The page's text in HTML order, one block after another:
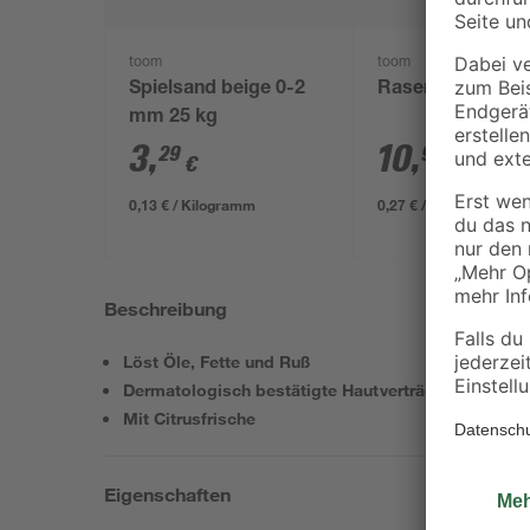
toom
Spielsand beige 0-2
mm 25 kg
3,29 €
0,13 € / Kilogramm
toom
Rasenerde
10,99 €
0,27 € / Liter
Beschreibung
Löst Öle, Fette und Ruß
Dermatologisch bestätigte Hautverträglichkeit
Mit Citrusfrische
Eigenschaften